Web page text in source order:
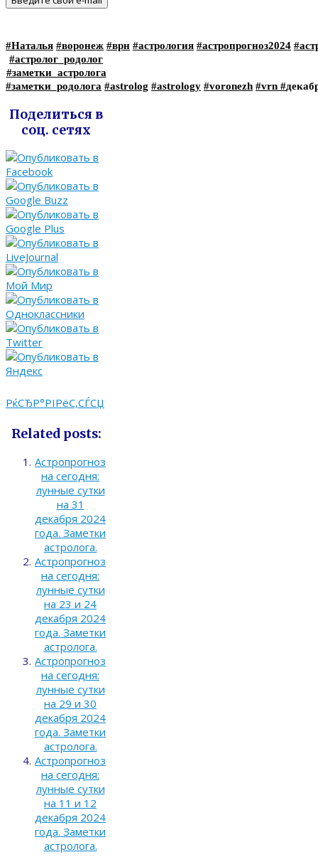
#Наталья #воронеж #врн #астрология #астропрогноз2024
#астролог_родолог
#заметки_астролога
#заметки_родолога #astrolog #astrology #voronezh #vrn #
Поделиться в
соц. сетях
РќСЂР°РІРёС‚СЃСЏ
Related posts:
Астропрогноз
на сегодня:
лунные сутки
на 31
декабря 2024
года. Заметки
астролога.
Астропрогноз
на сегодня:
лунные сутки
на 23 и 24
декабря 2024
года. Заметки
астролога.
Астропрогноз
на сегодня:
лунные сутки
на 29 и 30
декабря 2024
года. Заметки
астролога.
Астропрогноз
на сегодня:
лунные сутки
на 11 и 12
декабря 2024
года. Заметки
астролога.